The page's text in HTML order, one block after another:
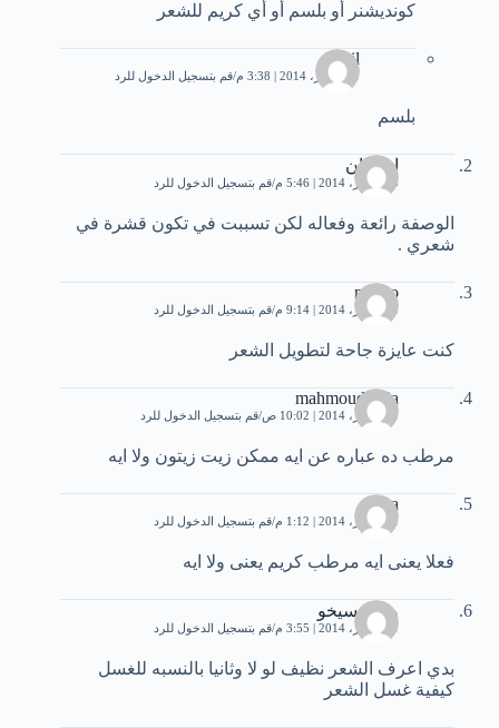
كونديشنر أو بلسم أو أي كريم للشعر
nil
11 أكتوبر، 2014 | 3:38 م قم بتسجيل الدخول للرد
بلسم
ام كنان
10 أكتوبر، 2014 | 5:46 م قم بتسجيل الدخول للرد
الوصفة رائعة وفعاله لكن تسببت في تكون قشرة في
شعري .
nermo
10 أكتوبر، 2014 | 9:14 م قم بتسجيل الدخول للرد
كنت عايزة جاحة لتطويل الشعر
mahmoud attia
11 أكتوبر، 2014 | 10:02 ص قم بتسجيل الدخول للرد
مرطب ده عباره عن ايه ممكن زيت زيتون ولا ايه
loza
11 أكتوبر، 2014 | 1:12 م قم بتسجيل الدخول للرد
فعلا يعنى ايه مرطب كريم يعنى ولا ايه
وسن سيخو
11 أكتوبر، 2014 | 3:55 م قم بتسجيل الدخول للرد
بدي اعرف الشعر نظيف لو لا وثانيا بالنسبه للغسل
كيفية غسل الشعر